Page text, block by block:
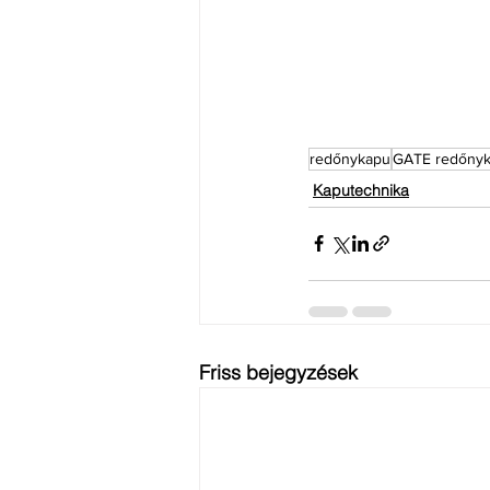
redőnykapuGATE
Kaputechnika
Friss bejegyzések